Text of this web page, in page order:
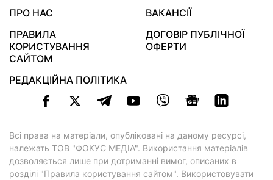
ПРО НАС
ВАКАНСІЇ
ПРАВИЛА
КОРИСТУВАННЯ
САЙТОМ
ДОГОВІР ПУБЛІЧНОЇ
ОФЕРТИ
РЕДАКЦІЙНА ПОЛІТИКА
Всі права на матеріали, опубліковані на даному ресурсі,
належать ТОВ "ФОКУС МЕДІА". Використання матеріалів
дозволяється лише при дотриманні вимог, описаних в
розділі "Правила користування сайтом". Використовувати